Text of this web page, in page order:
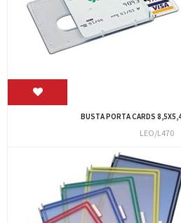
BUSTA PORTA CARDS
LEO/L470